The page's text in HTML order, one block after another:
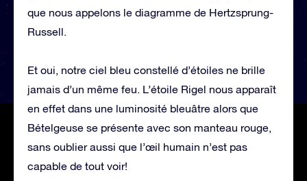
que nous appelons le diagramme de Hertzsprung-
Russell.
Et oui, notre ciel bleu constellé d’étoiles ne brille
jamais d’un même feu. L’étoile Rigel nous apparaît
en effet dans une luminosité bleuâtre alors que
Bételgeuse se présente avec son manteau rouge,
sans oublier aussi que l’œil humain n’est pas
capable de tout voir!